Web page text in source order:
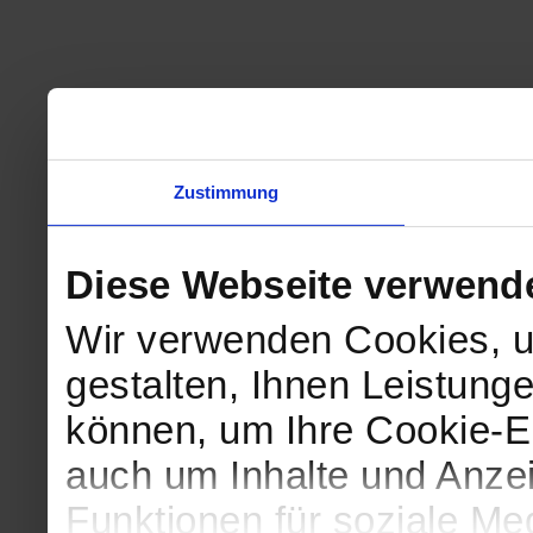
Zustimmung
Diese Webseite
Wir verwenden Cookies,
gestalten, Ihnen
können, um Ihre Cookie-
auch um Inhalte und
Funktionen für soziale